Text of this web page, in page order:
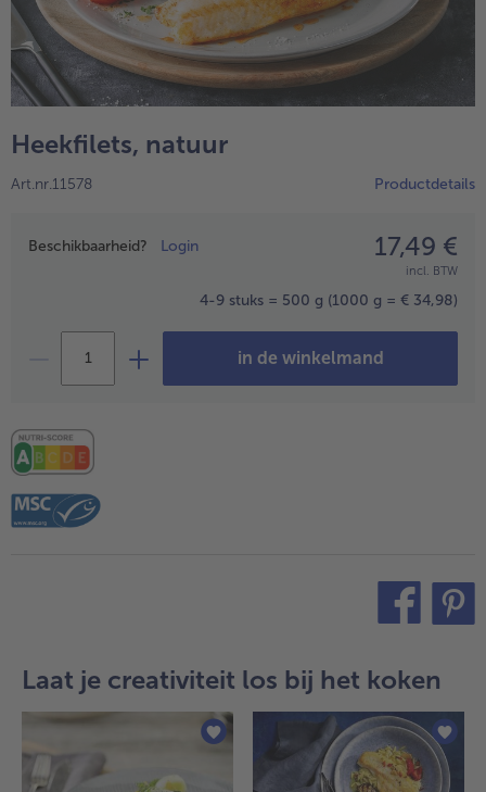
High Protein
alleHigh Protein
Veggie & Vegan
Heekfilets, natuur
Art.nr.11578 Productdetails
Prijsopgave
Beschikbaarheid? Login 17,49 €
incl. BTW
4-9 stuks = 500 g (1000 g = € 34,98)
in de winkelmand
Laat je creativiteit los bij het koken